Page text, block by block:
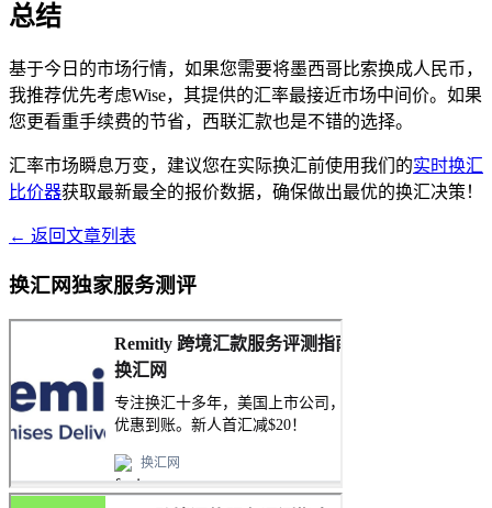
总结
基于今日的市场行情，如果您需要将墨西哥比索换成人民币，
我推荐优先考虑Wise，其提供的汇率最接近市场中间价。如果
您更看重手续费的节省，西联汇款也是不错的选择。
汇率市场瞬息万变，建议您在实际换汇前使用我们的实时换汇
比价器获取最新最全的报价数据，确保做出最优的换汇决策！
← 返回文章列表
换汇网独家服务测评